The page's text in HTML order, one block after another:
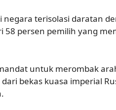
negara terisolasi daratan
58 persen pemilih yang
untuk merombak
bekas kuasa imperial